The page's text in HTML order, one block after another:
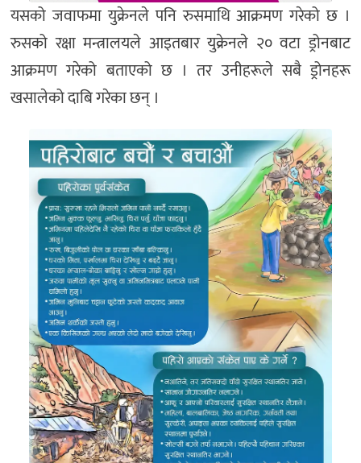
यसको जवाफमा युक्रेनले पनि रुसमाथि आक्रमण गरेको छ ।
रुसको रक्षा मन्त्रालयले आइतबार युक्रेनले २० वटा ड्रोनबाट
आक्रमण गरेको बताएको छ । तर उनीहरूले सबै ड्रोनहरू
खसालेको दाबि गरेका छन् ।